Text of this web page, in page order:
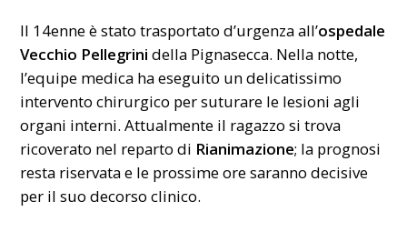
Il 14enne è stato trasportato d’urgenza all’ospedale
Vecchio Pellegrini della Pignasecca. Nella notte,
l’equipe medica ha eseguito un delicatissimo
intervento chirurgico per suturare le lesioni agli
organi interni. Attualmente il ragazzo si trova
ricoverato nel reparto di Rianimazione; la prognosi
resta riservata e le prossime ore saranno decisive
per il suo decorso clinico.